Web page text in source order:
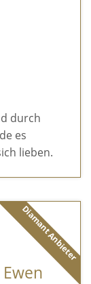
durch
es
lieben.
Diamant Anbieter